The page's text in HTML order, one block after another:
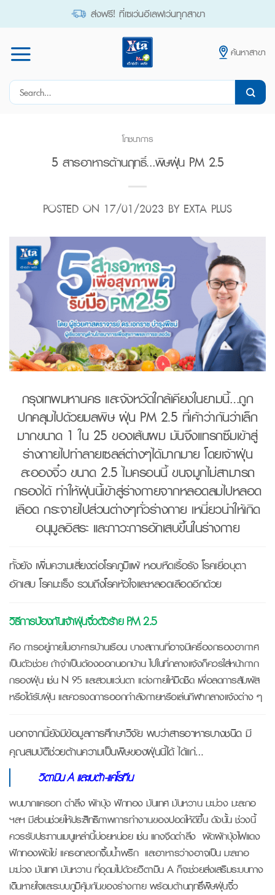
ส่งฟรี! ที่เซเว่นอีเลฟเว่นทุกสาขา
ค้นหาสาขา
Search
โภชนาการ
5 สารอาหารต้านฤทธิ์…พิษฝุ่น PM 2.5
POSTED ON 17/01/2023 BY EXTA PLUS
กรุงเทพมหานคร และจังหวัดใกล้เคียงในยามนี้…ถูก
ปกคลุมไปด้วยมลพิษ ฝุ่น PM 2.5 ที่เค้าว่ากันว่าเล็ก
มากขนาด 1 ใน 25 ของเส้นผม มันจึงแทรกซึมเข้าสู่
ร่างกายไปทำลายเซลล์ต่างๆได้มากมาย โดยเจ้าฝุ่น
ละอองจิ๋ว ขนาด 2.5 ไมครอนนี้ ขนจมูกไม่สามารถ
กรองได้ ทำให้ฝุ่นนี้เข้าสู่ร่างกายจากหลอดลมไปหลอด
เลือด กระจายไปส่วนต่างๆทั่วร่างกาย เหนี่ยวนำให้เกิด
อนุมูลอิสระ และภาวะการอักเสบขึ้นในร่างกาย
ทั้งยัง เพิ่มความเสี่ยงต่อโรคภูมิแพ้ หอบหืดเรื้อรัง โรคเยื่อบุตา
อักเสบ โรคมะเร็ง รวมถึงโรคหัวใจและหลอดเลือดอีกด้วย
วิธีการป้องกันเจ้าฝุ่นจิ๋วตัวร้าย PM 2.5
คือ การอยู่ภายในอาคารบ้านเรือน บางสถานที่อาจมีเครื่องกรองอากาศ
เป็นตัวช่วย ถ้าจำเป็นต้องออกนอกบ้าน ไปในที่กลางแจ้งก็ควรใส่หน้ากาก
กรองฝุ่น เช่น N 95 และสวมแว่นตา แต่งกายให้มิดชิด เพื่อลดการสัมผัส
หรือได้รับฝุ่น และควรงดการออกกำลังกายหรือเล่นกีฬากลางแจ้งต่าง ๆ
นอกจากนี้ยังมีข้อมูลการศึกษาวิจัย พบว่าสารอาหารบางชนิด มี
คุณสมบัติช่วยต้านความเป็นพิษของฝุ่นนี้ได้ ได้แก่…
วิตามินA และเบต้า-แคโรทีน
พบมากแครอท ตำลึง ผักบุ้ง ฟักทอง มันเทศ มันหวาน มะม่วง มะละกอ
ฯลฯ มีส่วนช่วยให้ประสิทธิภาพการทำงานของปอดให้ดีขึ้น ดังนั้น ช่วงนี้
ควรรับประทานเมนูเหล่านี้บ่อยหน่อย เช่น แกงจืดตำลึง ผัดผักบุ้งไฟแดง
ฟักทองผัดไข่ แครอทลวกจิ้มน้ำพริก และอาหารว่างอาจเป็น มะละกอ
มะม่วง มันเทศ มันหวาน ที่อุดมไปด้วยวิตามิน A ก็จะช่วยส่งเสริมระบบทาง
เดินหายใจและระบบภูมิคุ้มกันของร่างกาย พร้อมต้านฤทธิ์พิษฝุ่นจิ๋ว